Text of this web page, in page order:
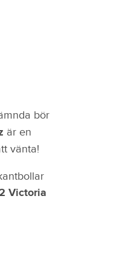
bör
är en
vänta!
Victoria